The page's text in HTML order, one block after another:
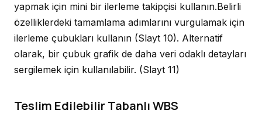
yapmak için mini bir ilerleme takipçisi kullanın.Belirli
özelliklerdeki tamamlama adımlarını vurgulamak için
ilerleme çubukları kullanın (Slayt 10). Alternatif
olarak, bir çubuk grafik de daha veri odaklı detayları
sergilemek için kullanılabilir. (Slayt 11)
Teslim Edilebilir Tabanlı WBS